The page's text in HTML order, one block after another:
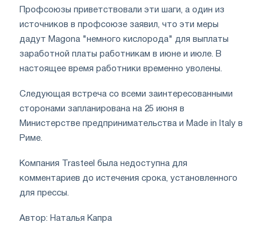
Профсоюзы приветствовали эти шаги, а один из
источников в профсоюзе заявил, что эти меры
дадут Magona "немного кислорода" для выплаты
заработной платы работникам в июне и июле. В
настоящее время работники временно уволены.
Следующая встреча со всеми заинтересованными
сторонами запланирована на 25 июня в
Министерстве предпринимательства и Made in Italy в
Риме.
Компания Trasteel была недоступна для
комментариев до истечения срока, установленного
для прессы.
Автор: Наталья Капра